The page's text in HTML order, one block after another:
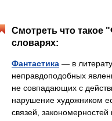
Смотреть что такое
словарях:
Фантастика — в
неправдоподобных
не совпадающих с
нарушение художником
связей,